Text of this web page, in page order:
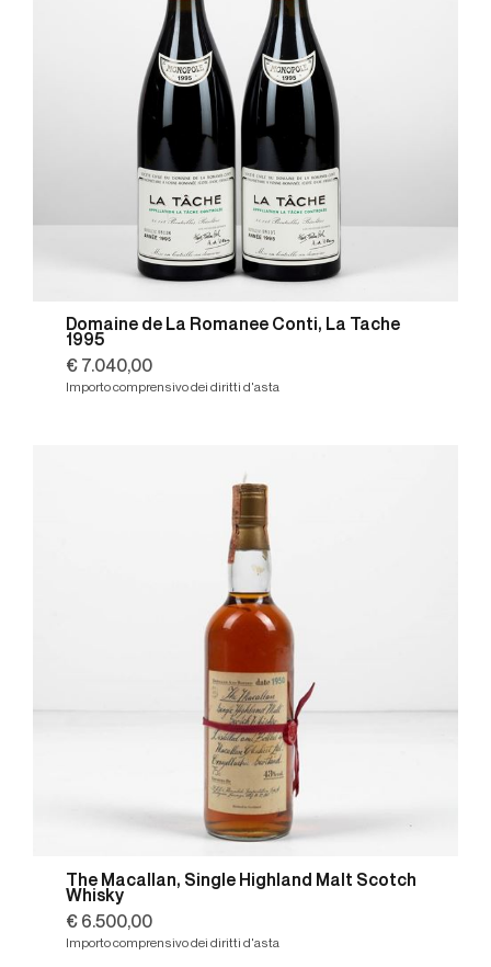
Domaine de La Romanee Conti, La Tache
1995
€ 7.040,00
Importo comprensivo dei diritti d'asta
The Macallan, Single Highland Malt Scotch
Whisky
€ 6.500,00
Importo comprensivo dei diritti d'asta